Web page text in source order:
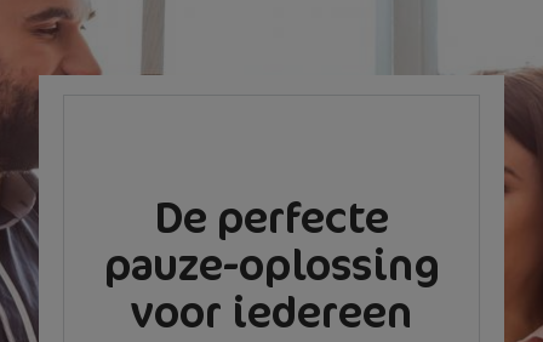
De perfecte
pauze-oplossing
voor iedereen